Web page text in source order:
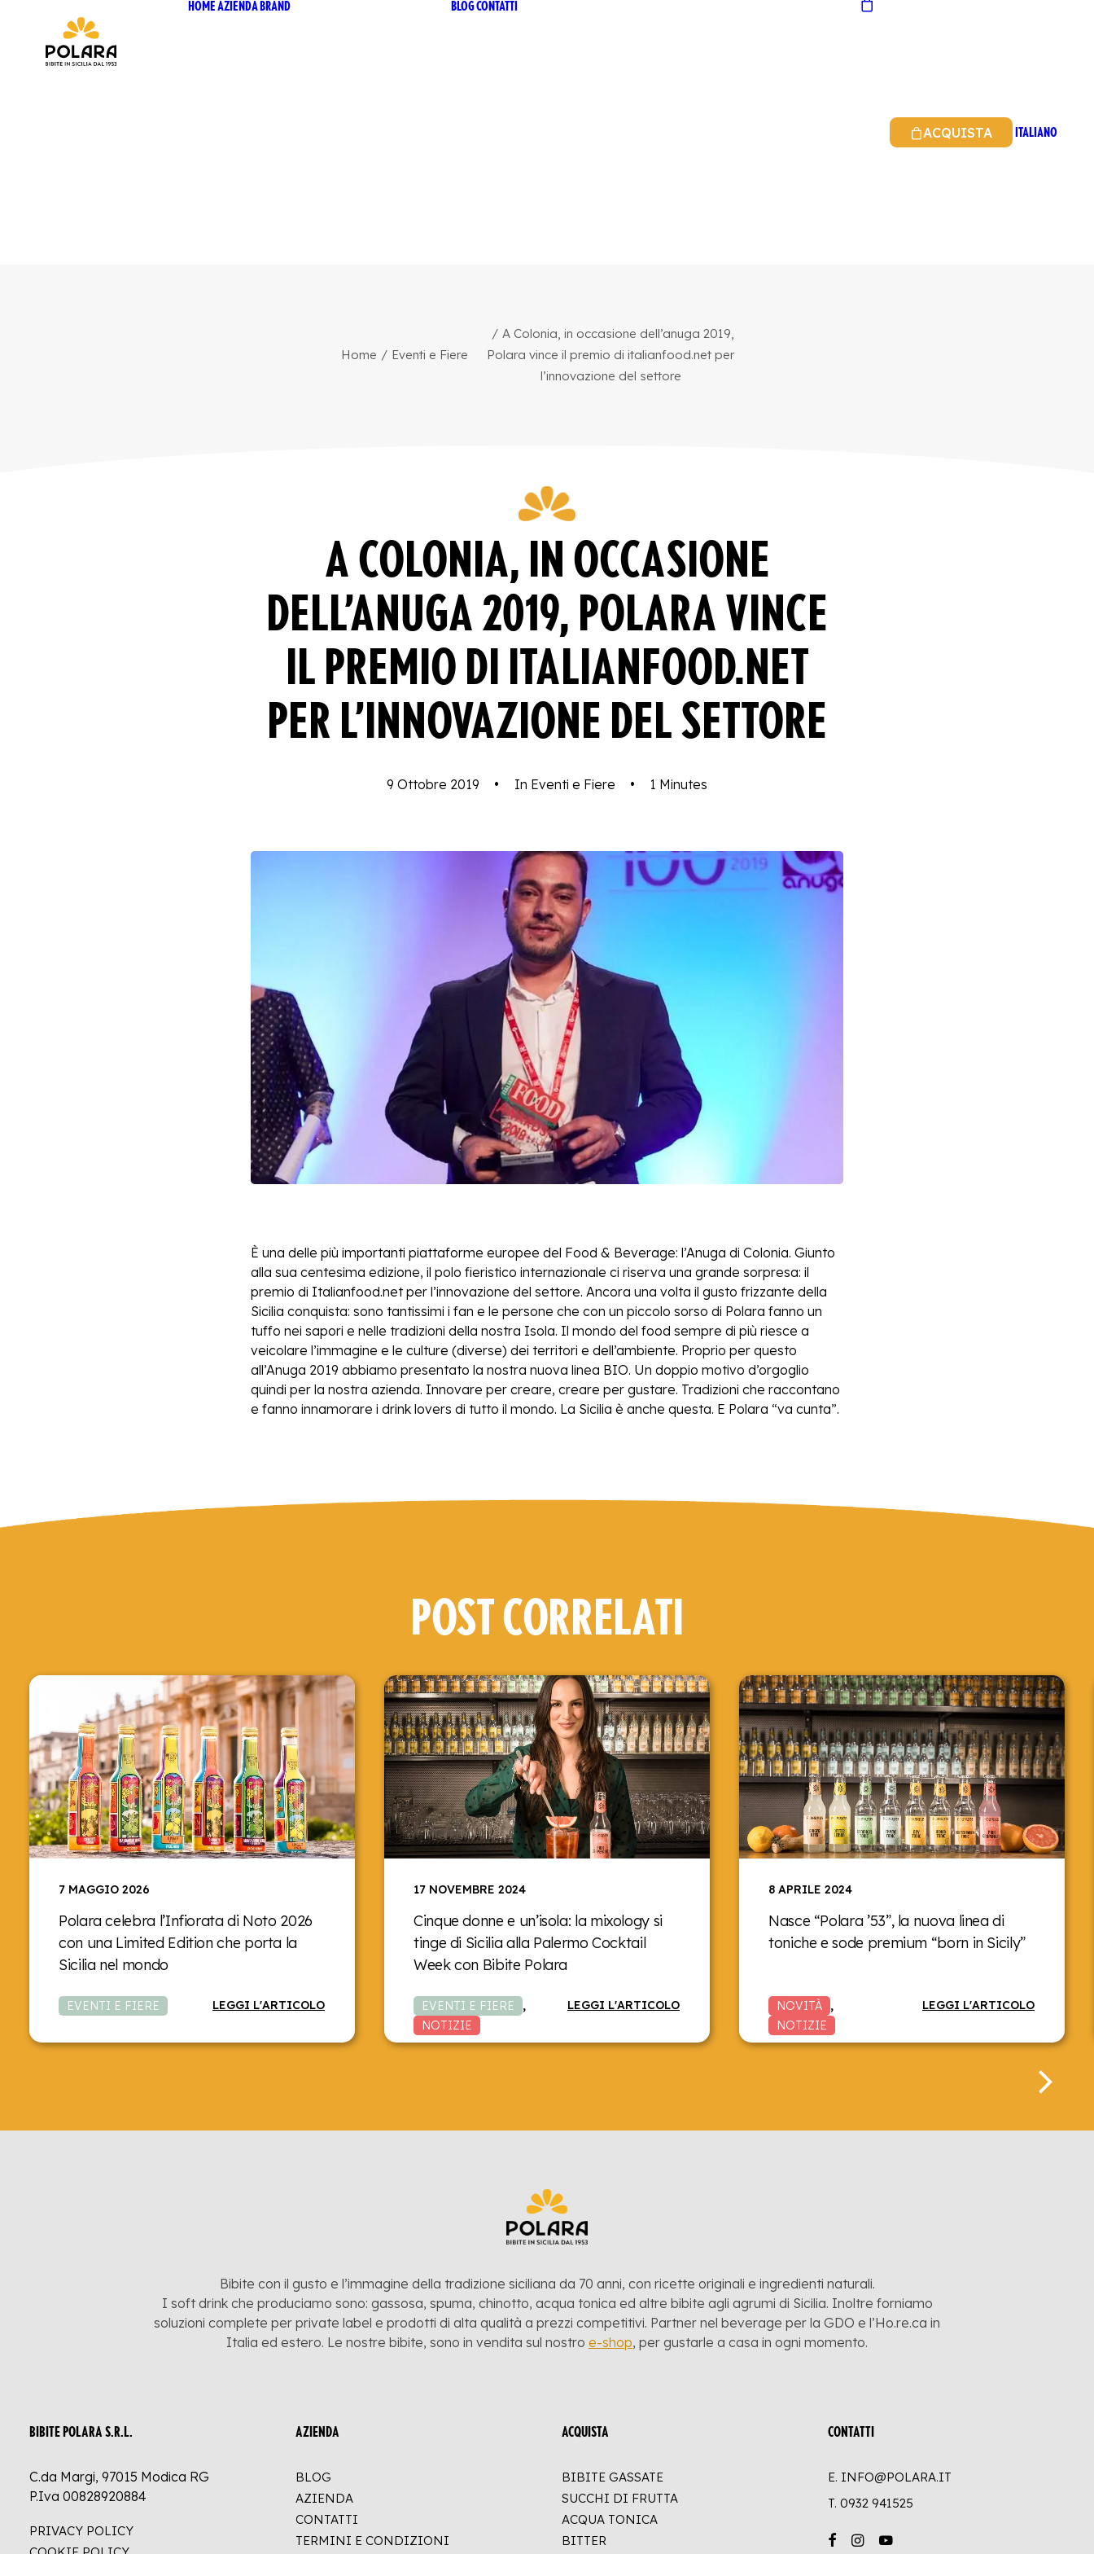
HOMEAZIENDABRAND BLOGCONTATTI
ACQUISTA ITALIANO
Home Eventi e Fiere
A Colonia, in occasione dell’anuga 2019,
Polara vince il premio di italianfood.net per
l’innovazione del settore
A COLONIA, IN OCCASIONE
DELL’ANUGA 2019, POLARA VINCE
IL PREMIO DI ITALIANFOOD.NET
PER L’INNOVAZIONE DEL SETTORE
9 Ottobre 2019 • In Eventi e Fiere • 1 Minutes
È una delle più importanti piattaforme europee del Food & Beverage: l’Anuga di Colonia. Giunto
alla sua centesima edizione, il polo fieristico internazionale ci riserva una grande sorpresa: il
premio di Italianfood.net per l’innovazione del settore. Ancora una volta il gusto frizzante della
Sicilia conquista: sono tantissimi i fan e le persone che con un piccolo sorso di Polara fanno un
tuffo nei sapori e nelle tradizioni della nostra Isola. Il mondo del food sempre di più riesce a
veicolare l’immagine e le culture (diverse) dei territori e dell’ambiente. Proprio per questo
all’Anuga 2019 abbiamo presentato la nostra nuova linea BIO. Un doppio motivo d’orgoglio
quindi per la nostra azienda. Innovare per creare, creare per gustare. Tradizioni che raccontano
e fanno innamorare i drink lovers di tutto il mondo. La Sicilia è anche questa. E Polara “va cunta”.
POST CORRELATI
7 MAGGIO 2026
Polara celebra l’Infiorata di Noto 2026
con una Limited Edition che porta la
Sicilia nel mondo
EVENTI E FIERE LEGGI L'ARTICOLO
17 NOVEMBRE 2024
Cinque donne e un’isola: la mixology si
tinge di Sicilia alla Palermo Cocktail
Week con Bibite Polara
EVENTI E FIERE
,
NOTIZIE
LEGGI L'ARTICOLO
8 APRILE 2024
Nasce “Polara ’53”, la nuova linea di
toniche e sode premium “born in Sicily”
NOVITÀ
,
NOTIZIE
LEGGI L'ARTICOLO
Bibite con il gusto e l’immagine della tradizione siciliana da 70 anni, con ricette originali e ingredienti naturali.
I soft drink che produciamo sono: gassosa, spuma, chinotto, acqua tonica ed altre bibite agli agrumi di Sicilia. Inoltre forniamo
soluzioni complete per private label e prodotti di alta qualità a prezzi competitivi. Partner nel beverage per la GDO e l’Ho.re.ca in
Italia ed estero. Le nostre bibite, sono in vendita sul nostro e-shop, per gustarle a casa in ogni momento.
BIBITE POLARA S.R.L.
C.da Margi, 97015 Modica RG
P.Iva 00828920884
PRIVACY POLICY
AZIENDA
BLOG
AZIENDA
CONTATTI
TERMINI E CONDIZIONI
ACQUISTA
BIBITE GASSATE
SUCCHI DI FRUTTA
ACQUA TONICA
BITTER
CONTATTI
E. INFO@POLARA.IT
T. 0932 941525